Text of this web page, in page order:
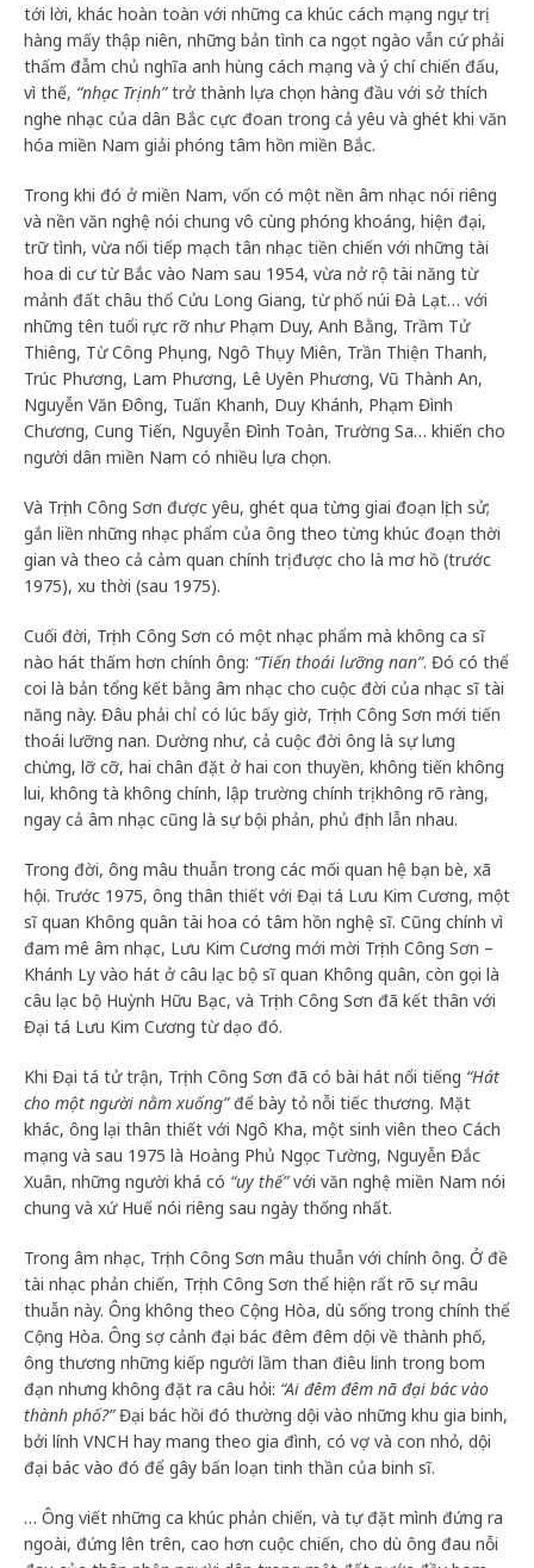
tới lời, khác hoàn toàn với những ca khúc cách mạng ngự trị
hàng mấy thập niên, những bản tình ca ngọt ngào vẫn cứ phải
thấm đẫm chủ nghĩa anh hùng cách mạng và ý chí chiến đấu,
vì thế, “nhạc Trịnh”trở thành lựa chọn hàng đầu với sở thích
nghe nhạc của dân Bắc cực đoan trong cả yêu và ghét khi văn
hóa miền Nam giải phóng tâm hồn miền Bắc.
Trong khi đó ở miền Nam, vốn có một nền âm nhạc nói riêng
và nền văn nghệ nói chung vô cùng phóng khoáng, hiện đại,
trữ tình, vừa nối tiếp mạch tân nhạc tiền chiến với những tài
hoa di cư từ Bắc vào Nam sau 1954, vừa nở rộ tài năng từ
mảnh đất châu thổ Cửu Long Giang, từ phố núi Đà Lạt… với
những tên tuổi rực rỡ như Phạm Duy, Anh Bằng, Trầm Tử
Thiêng, Từ Công Phụng, Ngô Thụy Miên, Trần Thiện Thanh,
Trúc Phương, Lam Phương, Lê Uyên Phương, Vũ Thành An,
Nguyễn Văn Đông, Tuấn Khanh, Duy Khánh, Phạm Đình
Chương, Cung Tiến, Nguyễn Đình Toàn, Trường Sa… khiến cho
người dân miền Nam có nhiều lựa chọn.
Và Trịnh Công Sơn được yêu, ghét qua từng giai đoạn lịch sử;
gắn liền những nhạc phẩm của ông theo từng khúc đoạn thời
gian và theo cả cảm quan chính trị được cho là mơ hồ (trước
1975), xu thời (sau 1975).
Cuối đời, Trịnh Công Sơn có một nhạc phẩm mà không ca sĩ
nào hát thấm hơn chính ông: “Tiến thoái lưỡng nan”. Đó có thể
coi là bản tổng kết bằng âm nhạc cho cuộc đời của nhạc sĩ tài
năng này. Đâu phải chỉ có lúc bấy giờ, Trịnh Công Sơn mới tiến
thoái lưỡng nan. Dường như, cả cuộc đời ông là sự lưng
chừng, lỡ cỡ, hai chân đặt ở hai con thuyền, không tiến không
lui, không tà không chính, lập trường chính trị không rõ ràng,
ngay cả âm nhạc cũng là sự bội phản, phủ định lẫn nhau.
Trong đời, ông mâu thuẫn trong các mối quan hệ bạn bè, xã
hội. Trước 1975, ông thân thiết với Đại tá Lưu Kim Cương, một
sĩ quan Không quân tài hoa có tâm hồn nghệ sĩ. Cũng chính vì
đam mê âm nhạc, Lưu Kim Cương mới mời Trịnh Công Sơn –
Khánh Ly vào hát ở câu lạc bộ sĩ quan Không quân, còn gọi là
câu lạc bộ Huỳnh Hữu Bạc, và Trịnh Công Sơn đã kết thân với
Đại tá Lưu Kim Cương từ dạo đó.
Khi Đại tá tử trận, Trịnh Công Sơn đã có bài hát nổi tiếng “Hát
cho một người nằm xuống”để bày tỏ nỗi tiếc thương. Mặt
khác, ông lại thân thiết với Ngô Kha, một sinh viên theo Cách
mạng và sau 1975 là Hoàng Phủ Ngọc Tường, Nguyễn Đắc
Xuân, những người khá có “uy thế”với văn nghệ miền Nam nói
chung và xứ Huế nói riêng sau ngày thống nhất.
Trong âm nhạc, Trịnh Công Sơn mâu thuẫn với chính ông. Ở đề
tài nhạc phản chiến, Trịnh Công Sơn thể hiện rất rõ sự mâu
thuẫn này. Ông không theo Cộng Hòa, dù sống trong chính thể
Cộng Hòa. Ông sợ cảnh đại bác đêm đêm dội về thành phố,
ông thương những kiếp người lầm than điêu linh trong bom
đạn nhưng không đặt ra câu hỏi: “Ai đêm đêm nã đại bác vào
thành phố?”Đại bác hồi đó thường dội vào những khu gia binh,
bởi lính VNCH hay mang theo gia đình, có vợ và con nhỏ, dội
đại bác vào đó để gây bấn loạn tinh thần của binh sĩ.
… Ông viết những ca khúc phản chiến, và tự đặt mình đứng ra
ngoài, đứng lên trên, cao hơn cuộc chiến, cho dù ông đau nỗi